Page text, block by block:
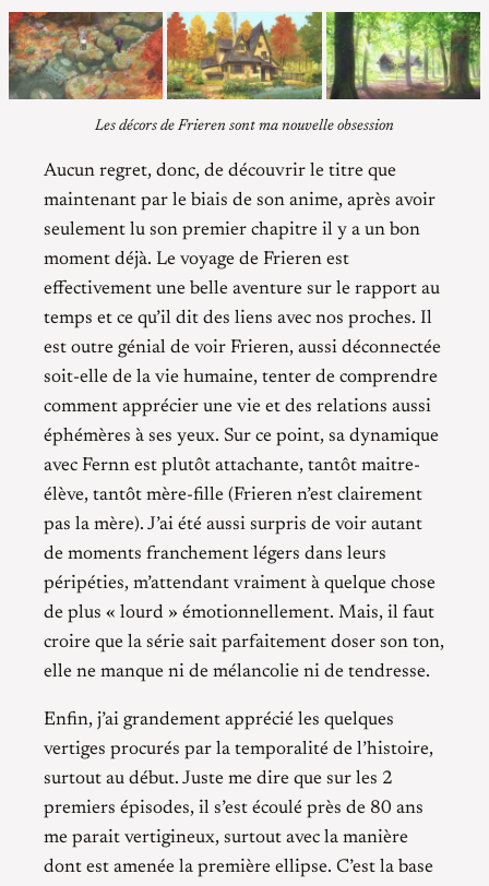
Les décors de Frieren sont ma nouvelle obsession
Aucun regret, donc, de découvrir le titre que
maintenant par le biais de son anime, après avoir
seulement lu son premier chapitre il y a un bon
moment déjà. Le voyage de Frieren est
effectivement une belle aventure sur le rapport au
temps et ce qu’il dit des liens avec nos proches. Il
est outre génial de voir Frieren, aussi déconnectée
soit-elle de la vie humaine, tenter de comprendre
comment apprécier une vie et des relations aussi
éphémères à ses yeux. Sur ce point, sa dynamique
avec Fernn est plutôt attachante, tantôt maitre-
élève, tantôt mère-fille (Frieren n’est clairement
pas la mère). J’ai été aussi surpris de voir autant
de moments franchement légers dans leurs
péripéties, m’attendant vraiment à quelque chose
de plus « lourd » émotionnellement. Mais, il faut
croire que la série sait parfaitement doser son ton,
elle ne manque ni de mélancolie ni de tendresse.
Enfin, j’ai grandement apprécié les quelques
vertiges procurés par la temporalité de l’histoire,
surtout au début. Juste me dire que sur les 2
premiers épisodes, il s’est écoulé près de 80 ans
me parait vertigineux, surtout avec la manière
dont est amenée la première ellipse. C’est la base